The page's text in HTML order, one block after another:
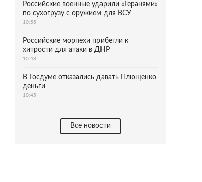
Российские военные ударили «Геранями»
по сухогрузу с оружием для ВСУ
10:55
Российские морпехи прибегли к
хитрости для атаки в ДНР
10:48
В Госдуме отказались давать Плющенко
деньги
10:45
Все новости